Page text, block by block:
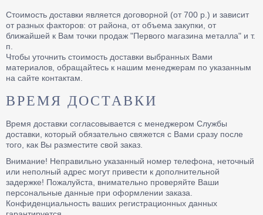
Стоимость доставки является договорной (от 700 р.) и зависит
от разных факторов: от района, от объема закупки, от
ближайшей к Вам точки продаж "Первого магазина металла" и т.
п.
Чтобы уточнить стоимость доставки выбранных Вами
материалов, обращайтесь к нашим менеджерам по указанным
на сайте контактам.
ВРЕМЯ ДОСТАВКИ
Время доставки согласовывается с менеджером Службы
доставки, который обязательно свяжется с Вами сразу после
того, как Вы разместите свой заказ.
Внимание! Неправильно указанный номер телефона, неточный
или неполный адрес могут привести к дополнительной
задержке! Пожалуйста, внимательно проверяйте Ваши
персональные данные при оформлении заказа.
Конфиденциальность ваших регистрационных данных